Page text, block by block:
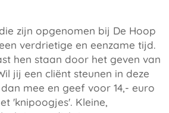
zijn opgenomen bij De Hoop
verdrietige en eenzame tijd.
hen staan door het geven van
jij een cliënt steunen in deze
mee en geef voor 14,- euro
'knipoogjes'. Kleine,